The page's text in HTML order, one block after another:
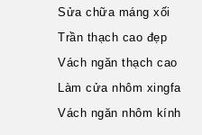
Sửa chữa máng xối
Trần thạch cao đẹp
Vách ngăn thạch cao
Làm cửa nhôm xingfa
Vách ngăn nhôm kính